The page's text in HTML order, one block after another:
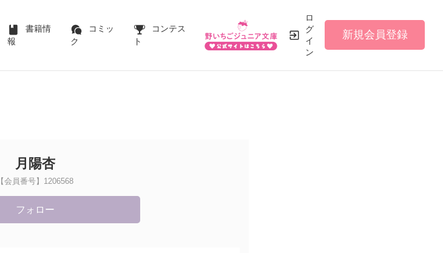
書籍情
報
コミッ
ク
コンテス
ト
ロ
グ
イ
ン
新規会員登録
月陽杏
【会員番号】1206568
フォロー